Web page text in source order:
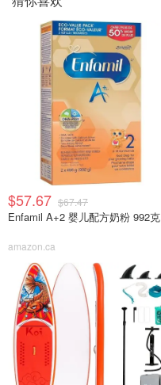
$57.67 $67.47
Enfamil A+2 婴儿配方奶粉 992克
amazon.ca